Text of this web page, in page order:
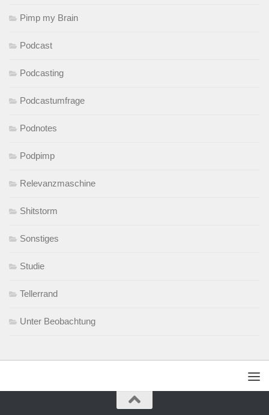
Pimp my Brain
Podcast
Podcasting
Podcastumfrage
Podnotes
Podpimp
Relevanzmaschine
Shitstorm
Sonstiges
Studie
Tellerrand
Unter Beobachtung